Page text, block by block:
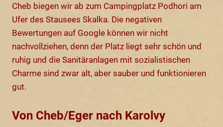
Cheb biegen wir ab zum Campingplatz Podhori am
Ufer des Stausees Skalka. Die negativen
Bewertungen auf Google können wir nicht
nachvollziehen, denn der Platz liegt sehr schön und
ruhig und die Sanitäranlagen mit sozialistischen
Charme sind zwar alt, aber sauber und funktionieren
gut.
Von Cheb/Eger nach Karolvy